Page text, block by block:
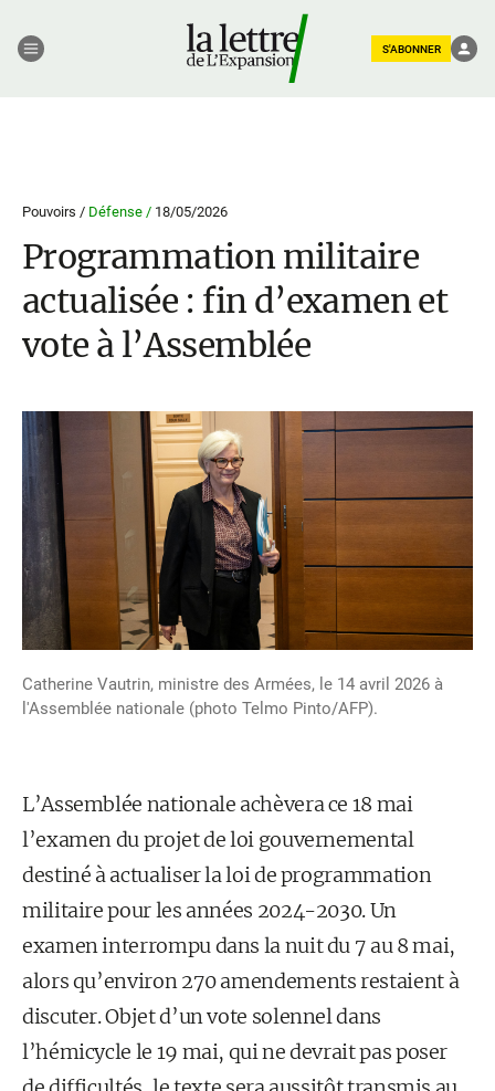
S'ABONNER
Pouvoirs / Défense / 18/05/2026
Programmation militaire
actualisée : fin d’examen et
vote à l’Assemblée
Catherine Vautrin, ministre des Armées, le 14 avril 2026 à
l'Assemblée nationale (photo Telmo Pinto/AFP).
L’Assemblée nationale achèvera ce 18 mai
l’examen du projet de loi gouvernemental
destiné à actualiser la loi de programmation
militaire pour les années 2024-2030. Un
examen interrompu dans la nuit du 7 au 8 mai,
alors qu’environ 270 amendements restaient à
discuter. Objet d’un vote solennel dans
l’hémicycle le 19 mai, qui ne devrait pas poser